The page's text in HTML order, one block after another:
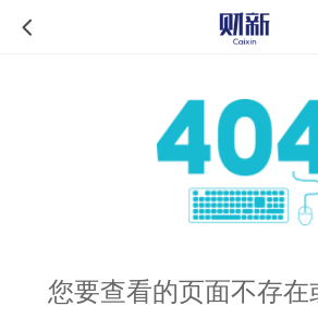
您要查看的页面不存在